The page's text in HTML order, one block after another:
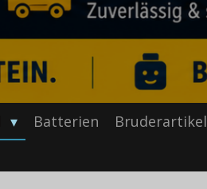
Batterien Bruderartikel